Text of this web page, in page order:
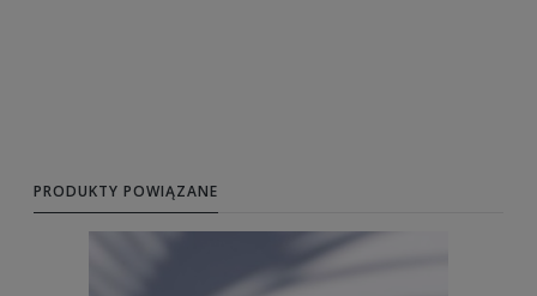
PRODUKTY POWIĄZANE